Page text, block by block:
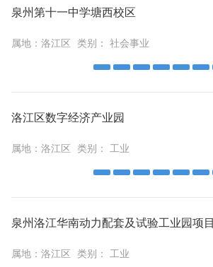
泉州第十一中学塘西校区
属地： 洛江区 类别： 社会事业
洛江区数字经济产业园
属地： 洛江区 类别： 工业
泉州洛江华南动力配套及试验工业园项目
属地： 洛江区 类别： 工业